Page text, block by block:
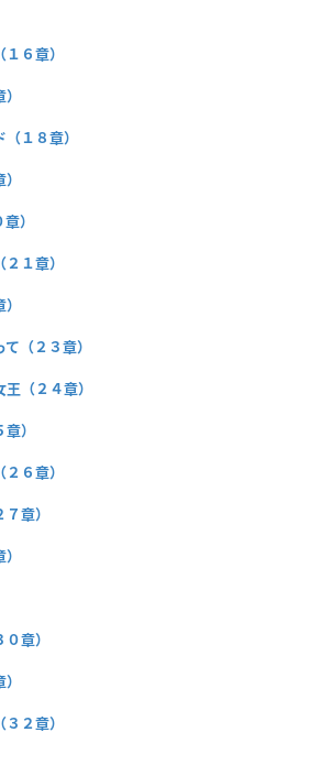
６章）
１８章）
）
１章）
（２３章）
（２４章）
）
６章）
章）
章）
２章）